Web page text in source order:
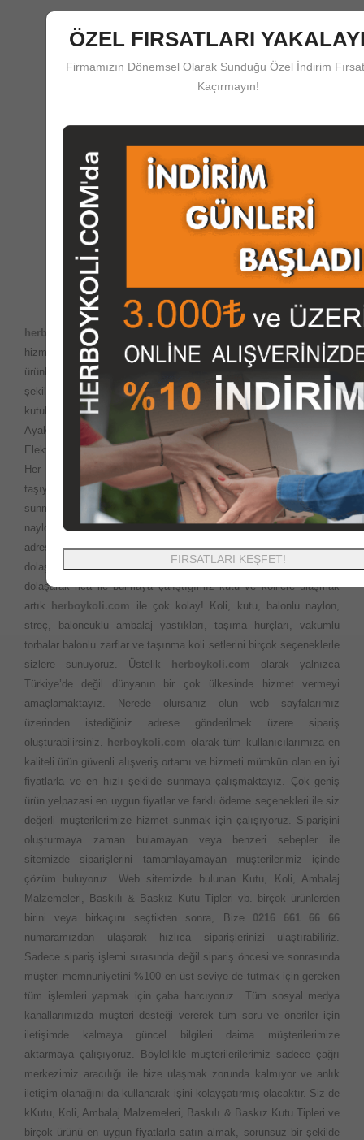
herboykoli.com'da Güvenli Ödeme Koruma Sistemi
Destek Merkezi
Satış Öncesi ve Sonrası Çağrı Merkezi Desteği
herboykoli.com Güvencesiyle;
hizmetlerinin yaygın olduğu bu dönemde, imalatını yaptığımız
ürünleri
herboykoli.com
olarak İnternet ortamında güvenli bir
şekilde, kutu, koli, ambalaj malzemeleri, paketleme kutuları, giysi
kutuları, gıda kutuları, ofset baskılı baskısız kutu koli ürünleri,
Ayakkabı kutuları, Yedekparça kutuları, özel ofset baskılı kutular,
Elektronik cihaz kutularını en uygun fiyatlara sizlere sunuyoruz.
Her yerde ihtiyaç duyabileceğiniz Ofis veya evinizi
taşıyacaksınız? Çok fazla ürün seçeneği ve en iyi fiyatları sizlere
sunma politikamız ile istediğiniz ebatlardaki kutu koli balonlu
naylon ambalaj ürünlerini aynı gün kargo ile en kısa sürede
adresinize teslim ediyoruz. Taşıma esnasında kapı kapı
dolaşmanıza gerek yok. Önceleri evimizi taşırken bakkal market
dolaşarak rica ile bulmaya çalıştığımız kutu ve kolilere ulaşmak
artık
herboykoli.com ile çok kolay! Koli, kutu, balonlu naylon,
streç, baloncuklu ambalaj yastıkları, taşıma hurçları, vakumlu
torbalar balonlu zarflar ve taşınma koli setlerini birçok seçeneklerle
sizlere sunuyoruz. Üstelik
herboykoli.com olarak yalnızca
Türkiye’de değil dünyanın bir çok ülkesinde hizmet vermeyi
amaçlamaktayız. Nerede olursanız olun web sayfalarımız
üzerinden istediğiniz adrese gönderilmek üzere sipariş
oluşturabilirsiniz.
herboykoli.com olarak tüm kullanıcılarımıza en
kaliteli ürün güvenli alışveriş ortamı ve hizmeti mümkün olan en iyi
fiyatlarla ve en hızlı şekilde sunmaya çalışmaktayız. Çok geniş
ürün yelpazasi en uygun fiyatlar ve farklı ödeme seçenekleri ile siz
değerli müşterilerimize hizmet sunmak için çalışıyoruz. Siparişini
oluşturmaya zaman bulamayan veya benzeri sebepler ile
sitemizde siparişlerini tamamlayamayan müşterilerimiz içinde
çözüm buluyoruz. Web sitemizde bulunan Kutu, Koli, Ambalaj
Malzemeleri, Baskılı & Baskız Kutu Tipleri vb. birçok ürünlerden
birini veya birkaçını seçtikten sonra, Bize 0216 661 66 66
numaramızdan ulaşarak hızlıca siparişlerinizi ulaştırabiliriz.
Sadece sipariş işlemi sırasında değil sipariş öncesi ve sonrasında
müşteri memnuniyetini %100 en üst seviye de tutmak için gereken
tüm işlemleri yapmak için çaba harcıyoruz.. Tüm sosyal medya
kanallarımızda müşteri desteği vererek tüm soru ve öneriler için
iletişimde kalmaya güncel bilgileri daima müşterilerimize
aktarmaya çalışıyoruz. Böylelikle müşterilerilerimiz sadece çağrı
merkezimiz aracılığı ile bize ulaşmak zorunda kalmıyor ve anlık
iletişim olanağını da kullanarak işini kolayşatırmış olacaktır. Siz de
kKutu, Koli, Ambalaj Malzemeleri, Baskılı & Baskız Kutu Tipleri ve
birçok ürünü en uygun fiyatlarla satın almak, sorunsuz bir şekilde
ÖZEL FIRSATLARI
Firmamızın Dönemsel Olarak Sunduğu Özel İndirim
Kaçırmayın!
FIRSATLARI KEŞFET!